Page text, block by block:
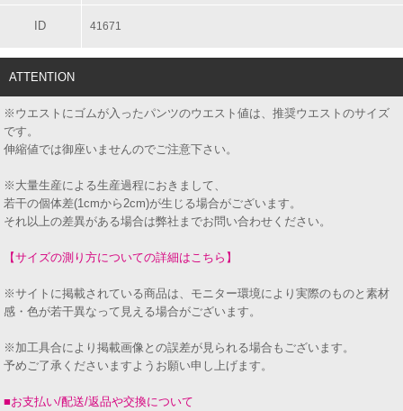
ID 41671
ATTENTION
※ウエストにゴムが入ったパンツのウエスト値は、推奨ウエストのサイズ
です。
伸縮値では御座いませんのでご注意下さい。
※大量生産による生産過程におきまして、
若干の個体差(1cmから2cm)が生じる場合がございます。
それ以上の差異がある場合は弊社までお問い合わせください。
【サイズの測り方についての詳細はこちら】
※サイトに掲載されている商品は、モニター環境により実際のものと素材
感・色が若干異なって見える場合がございます。
※加工具合により掲載画像との誤差が見られる場合もございます。
予めご了承くださいますようお願い申し上げます。
■お支払い/配送/返品や交換について